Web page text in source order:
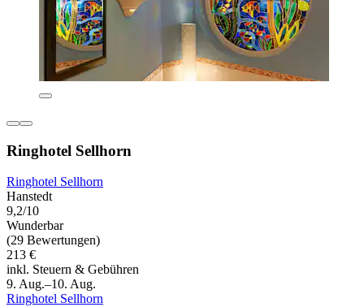
Ringhotel Sellhorn
Ringhotel Sellhorn
Hanstedt
9,2/10
Wunderbar
(29 Bewertungen)
213 €
inkl. Steuern & Gebühren
9. Aug.–10. Aug.
Ringhotel Sellhorn